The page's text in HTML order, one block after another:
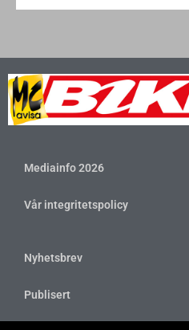
Mediainfo 2026
Vår integritetspolicy
Nyhetsbrev
Publisert